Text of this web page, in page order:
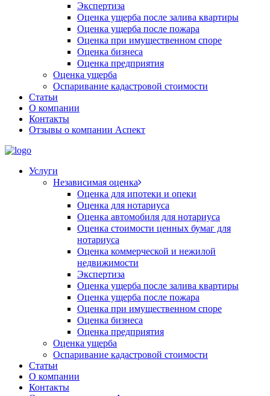
Экспертиза
Оценка ущерба после залива квартиры
Оценка ущерба после пожара
Оценка при имущественном споре
Оценка бизнеса
Оценка предприятия
Оценка ущерба
Оспаривание кадастровой стоимости
Статьи
О компании
Контакты
Отзывы о компании Аспект
Услуги
Независимая оценка
Оценка для ипотеки и опеки
Оценка для нотариуса
Оценка автомобиля для нотариуса
Оценка стоимости ценных бумаг для
нотариуса
Оценка коммерческой и нежилой
недвижимости
Экспертиза
Оценка ущерба после залива квартиры
Оценка ущерба после пожара
Оценка при имущественном споре
Оценка бизнеса
Оценка предприятия
Оценка ущерба
Оспаривание кадастровой стоимости
Статьи
О компании
Контакты